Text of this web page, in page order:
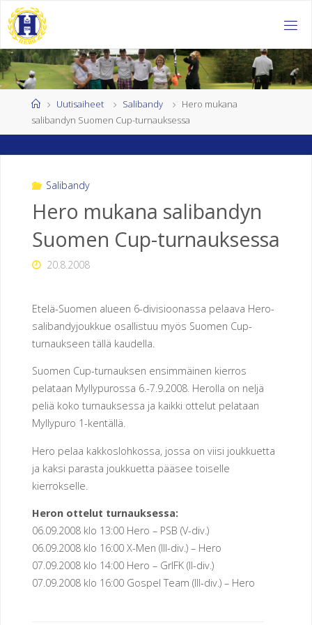
Skip
to
content
EL
SI
N
GI
N
K
UU
OJ
EN
U
R
HE
IL
US
EU
RA
H
HomeUutisaiheet Salibandy
Hero mukana
salibandyn Suomen Cup-turnauksessa
Salibandy
Hero mukana salibandyn
Suomen Cup-turnauksessa
20.8.2008
Etelä-Suomen alueen 6-divisioonassa pelaava Hero-
salibandyjoukkue osallistuu myös Suomen Cup-
turnaukseen tällä kaudella.
Suomen Cup-turnauksen ensimmäinen kierros
pelataan Myllypurossa 6.-7.9.2008. Herolla on neljä
peliä koko turnauksessa ja kaikki ottelut pelataan
Myllypuro 1-kentällä.
Hero pelaa kakkoslohkossa, jossa on viisi joukkuetta
ja kaksi parasta joukkuetta pääsee toiselle
kierrokselle.
Heron ottelut turnauksessa:
06.09.2008 klo 13:00 Hero – PSB (V-div.)
06.09.2008 klo 16:00 X-Men (III-div.) – Hero
07.09.2008 klo 14:00 Hero – GrIFK (II-div.)
07.09.2008 klo 16:00 Gospel Team (III-div.) – Hero